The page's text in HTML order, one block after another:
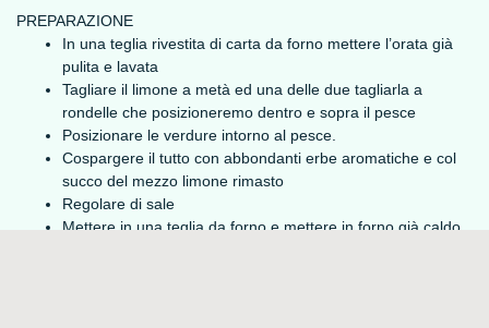
PREPARAZIONE
In una teglia rivestita di carta da forno mettere l’orata già
pulita e lavata
Tagliare il limone a metà ed una delle due tagliarla a
rondelle che posizioneremo dentro e sopra il pesce
Posizionare le verdure intorno al pesce.
Cospargere il tutto con abbondanti erbe aromatiche e col
succo del mezzo limone rimasto
Regolare di sale
Mettere in una teglia da forno e mettere in forno già caldo